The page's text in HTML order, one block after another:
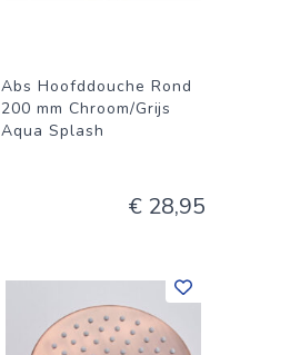
Abs Hoofddouche Rond
200 mm Chroom/Grijs
Aqua Splash
€ 28,95